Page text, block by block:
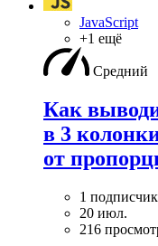
JavaScript
+1 ещё
Средний
Как
в 3
от
1 подписчик
20 июл.
216